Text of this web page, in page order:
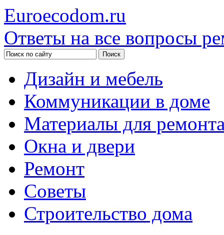
Euroecodom.ru
Ответы на все вопросы
Дизайн и мебель
Коммуникации в доме
Материалы для
Окна и двери
Ремонт
Советы
Строительство дома